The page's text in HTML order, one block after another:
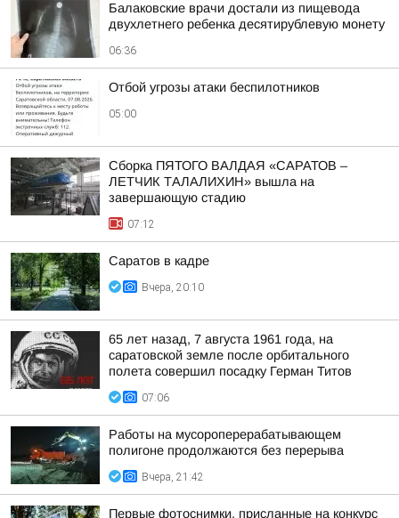
Балаковские врачи достали из пищевода
двухлетнего ребенка десятирублевую монету
06:36
Отбой угрозы атаки беспилотников
05:00
Сборка ПЯТОГО ВАЛДАЯ «САРАТОВ –
ЛЕТЧИК ТАЛАЛИХИН» вышла на
завершающую стадию
07:12
Саратов в кадре
Вчера, 20:10
65 лет назад, 7 августа 1961 года, на
саратовской земле после орбитального
полета совершил посадку Герман Титов
07:06
Работы на мусороперерабатывающем
полигоне продолжаются без перерыва
Вчера, 21:42
Первые фотоснимки, присланные на конкурс